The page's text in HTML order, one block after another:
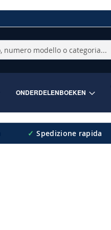
ONDERDELENBOEKEN
✓ Spedizione rapida